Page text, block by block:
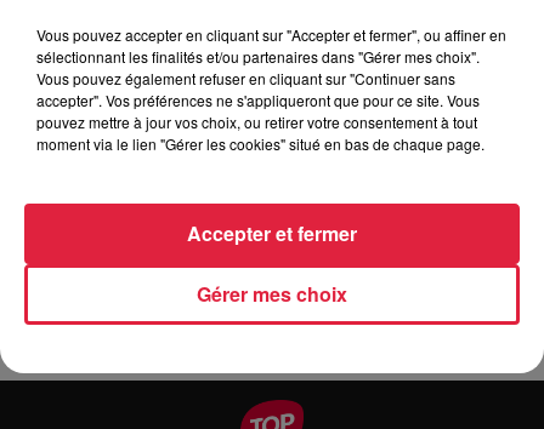
Organisateur
https://musees-mulhouse.fr/les-
journees-amusees/
Tarif Gratuit
Vous pouvez accepter en cliquant sur "Accepter et fermer", ou affiner en
sélectionnant les finalités et/ou partenaires dans "Gérer mes choix".
Vous pouvez également refuser en cliquant sur "Continuer sans
accepter". Vos préférences ne s'appliqueront que pour ce site. Vous
pouvez mettre à jour vos choix, ou retirer votre consentement à tout
moment via le lien "Gérer les cookies" situé en bas de chaque page.
Gérer mes choix
Accepter et fermer